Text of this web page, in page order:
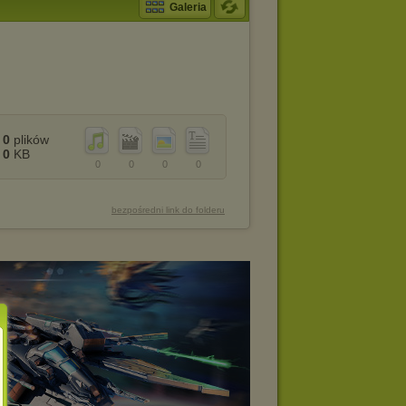
Galeria
0
0
0
0
0 plików
0 KB
bezpośredni link do folderu